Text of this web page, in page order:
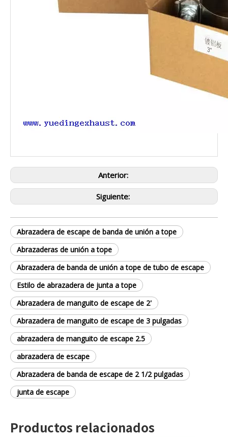
Anterior:
Siguiente:
Abrazadera de escape de banda de unión a tope
Abrazaderas de unión a tope
Abrazadera de banda de unión a tope de tubo de escape
Estilo de abrazadera de junta a tope
Abrazadera de manguito de escape de 2'
Abrazadera de manguito de escape de 3 pulgadas
abrazadera de manguito de escape 2.5
abrazadera de escape
Abrazadera de banda de escape de 2 1/2 pulgadas
junta de escape
Productos relacionados